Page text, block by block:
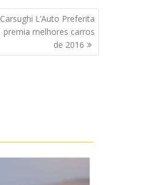
Carsughi L’Auto Preferita
premia melhores carros
de 2016